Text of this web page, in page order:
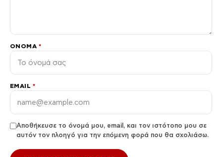
ΌΝΟΜΑ *
EMAIL *
Αποθήκευσε το όνομά μου, email, και τον ιστότοπο μου σε
αυτόν τον πλοηγό για την επόμενη φορά που θα σχολιάσω.